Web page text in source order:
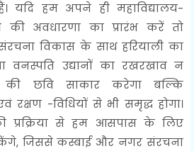
यदि हम अपने ही महाविद्यालय-
की अवधारणा का प्रारंभ करें तो
विकास के साथ हरियाली का
वनस्पति उद्यानों का रखरखाव न
छवि साकार करेगा बल्कि
रक्षण -विधियों से भी समृद्ध होगा।
प्रक्रिया से हम आसपास के लिए
जिससे कस्बाई और नगर संरचना